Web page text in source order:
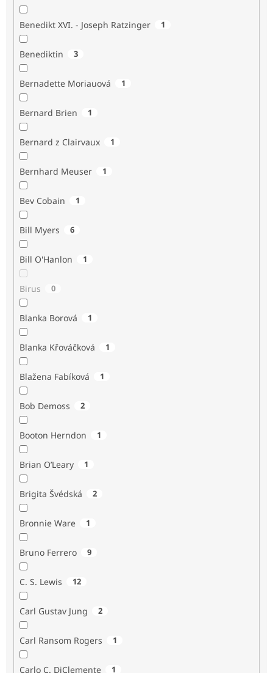
Benedikt XVI. - Joseph Ratzinger 1
Benediktin 3
Bernadette Moriauová 1
Bernard Brien 1
Bernard z Clairvaux 1
Bernhard Meuser 1
Bev Cobain 1
Bill Myers 6
Bill O'Hanlon 1
Birus 0
Blanka Borová 1
Blanka Křováčková 1
Blažena Fabíková 1
Bob Demoss 2
Booton Herndon 1
Brian O’Leary 1
Brigita Švédská 2
Bronnie Ware 1
Bruno Ferrero 9
C. S. Lewis 12
Carl Gustav Jung 2
Carl Ransom Rogers 1
Carlo C. DiClemente 1